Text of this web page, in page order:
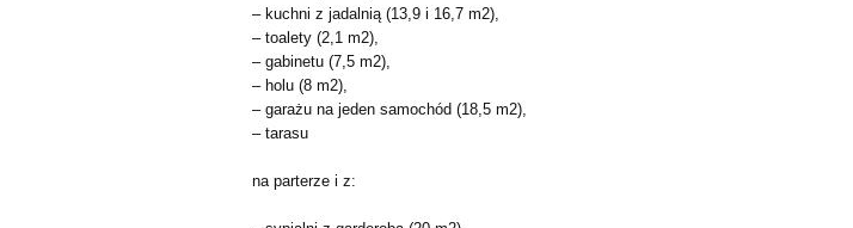
– kuchni z jadalnią (13,9 i 16,7 m2),
– toalety (2,1 m2),
– gabinetu (7,5 m2),
– holu (8 m2),
– garażu na jeden samochód (18,5 m2),
– tarasu
na parterze i z: